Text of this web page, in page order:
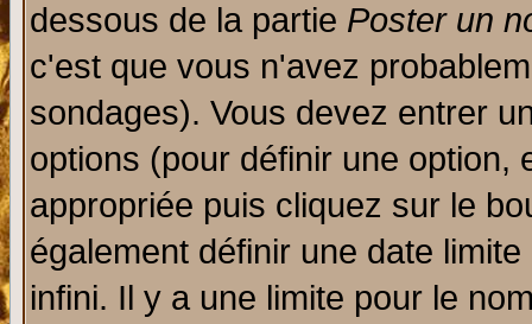
dessous de la partie Poster un
c'est que vous n'avez
sondages). Vous devez entrer
options (pour définir une option,
appropriée puis cliquez sur le
également définir une date
infini. Il y a une limite pour le